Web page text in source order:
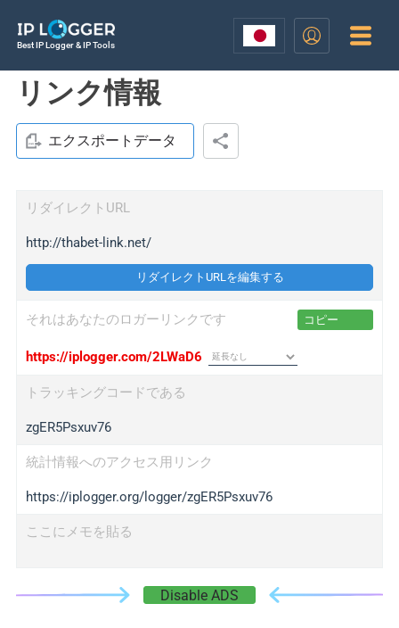
Best IP Logger & IP Tools
リンク情報
エクスポートデータ
リダイレクトURL
http://thabet-link.net/
リダイレクトURLを編集する
それはあなたのロガーリンクです コピー
https://iplogger.com/2LWaD6
トラッキングコードである
zgER5Psxuv76
統計情報へのアクセス用リンク
https://iplogger.org/logger/zgER5Psxuv76
ここにメモを貼る
Disable ADS